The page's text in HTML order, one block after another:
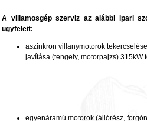
A villamosgép szerviz az alábbi ipari
ügyfeleit:
aszinkron villanymotorok
javítása (tengely, motorpajzs) 315kW
egyenáramú motorok (állórész,